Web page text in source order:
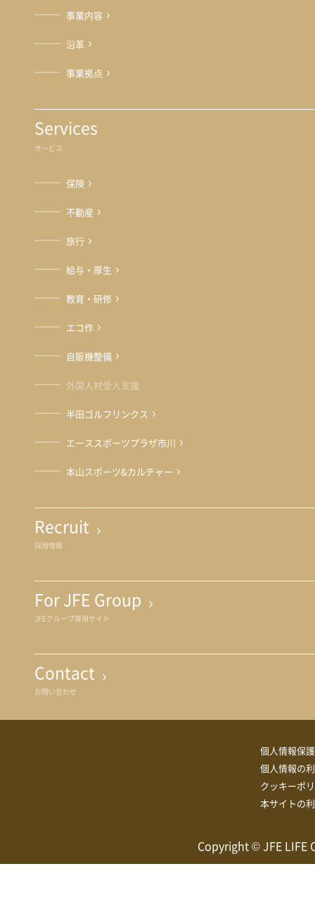
事業内容
沿革
事業拠点
Services
サービス
保険
不動産
旅行
給与・厚生
教育・研修
エコ作
自販機整備
外国人材受入支援
半田ゴルフリンクス
エーススポーツプラザ市川
本山スポーツ&カルチャー
Recruit
採用情報
For JFE Group
JFEグループ専用サイト
Contact
お問い合わせ
個人情報保
個人情報の
クッキーポ
本サイトの
Copyright © JFE LIFE